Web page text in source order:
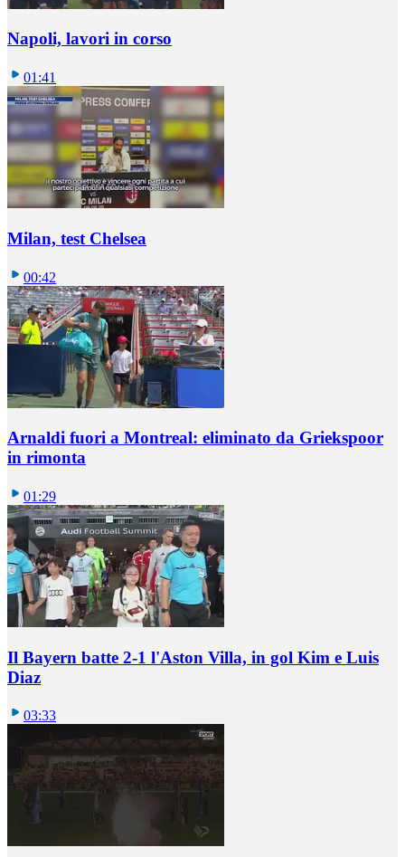
Napoli, lavori in corso
01:41
Milan, test Chelsea
00:42
Arnaldi fuori a Montreal: eliminato da Griekspoor
in rimonta
01:29
Il Bayern batte 2-1 l'Aston Villa, in gol Kim e Luis
Diaz
03:33